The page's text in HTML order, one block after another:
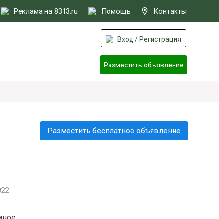
Реклама на 8313.ru Помощь Контакты
Вход / Регистрация
Разместить объявление
Разместить бесплатное объявление